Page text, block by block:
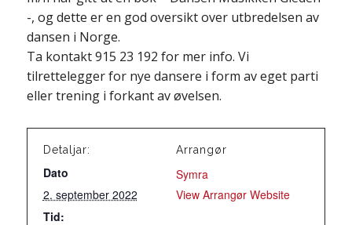
-, og dette er en god oversikt over utbredelsen av
dansen i Norge.
Ta kontakt 915 23 192 for mer info. Vi
tilrettelegger for nye dansere i form av eget parti
eller trening i forkant av øvelsen.
Detaljar:
Dato
2. september 2022
Tid:
Arrangør
Symra
View Arrangør Website